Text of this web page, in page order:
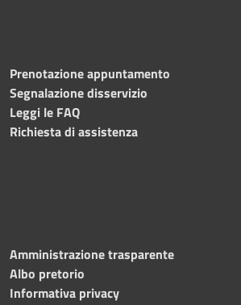
Prenotazione appuntamento
Segnalazione disservizio
Leggi le FAQ
Richiesta di assistenza
Amministrazione trasparente
Albo pretorio
Informativa privacy